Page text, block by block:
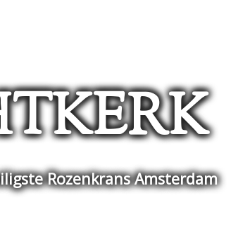
Rozenkrans Amsterdam